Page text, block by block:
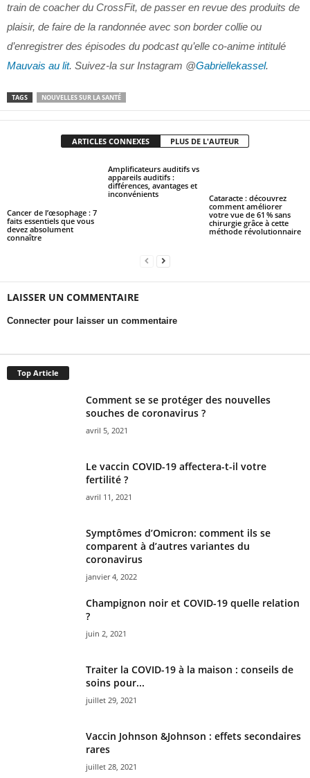
train de coacher du CrossFit, de passer en revue des produits de
plaisir, de faire de la randonnée avec son border collie ou
d’enregistrer des épisodes du podcast qu’elle co-anime intitulé
Mauvais au lit. Suivez-la sur Instagram @Gabriellekassel.
TAGS NOUVELLES SUR LA SANTÉ
ARTICLES CONNEXES PLUS DE L'AUTEUR
Cancer de l’œsophage : 7
faits essentiels que vous
devez absolument
connaître
Amplificateurs auditifs vs
appareils auditifs :
différences, avantages et
inconvénients
Cataracte : découvrez
comment améliorer
votre vue de 61 % sans
chirurgie grâce à cette
méthode révolutionnaire
LAISSER UN COMMENTAIRE
Connecter pour laisser un commentaire
Top Article
Comment se se protéger des nouvelles
souches de coronavirus ?
avril 5, 2021
Le vaccin COVID-19 affectera-t-il votre
fertilité ?
avril 11, 2021
Symptômes d’Omicron: comment ils se
comparent à d’autres variantes du
coronavirus
janvier 4, 2022
Champignon noir et COVID-19 quelle relation
?
juin 2, 2021
Traiter la COVID-19 à la maison : conseils de
soins pour...
juillet 29, 2021
Vaccin Johnson &Johnson : effets secondaires
rares
juillet 28, 2021